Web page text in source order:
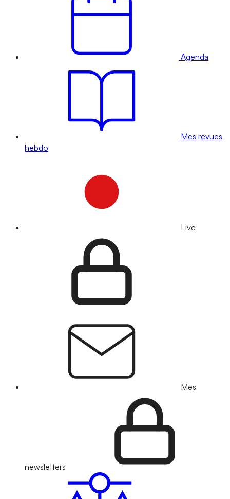
Agenda
Mes revues
hebdo
Live
Mes
newsletters